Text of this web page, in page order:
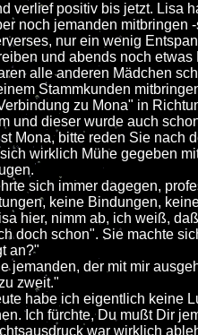
verlief positiv bis jetzt. Lisa
noch jemanden mitbringen
nur ein wenig
und abends noch
alle anderen Mädchen
Stammkunden
zu Mona" in
und dieser wurde auch
Mona, bitte reden Sie nach
wirklich Mühe gegeben
sich immer dagegen,
keine Bindungen,
hier, nimm ab, ich weiß,
doch schon". Sie machte
an?"
jemanden, der mit mir
zweit."
habe ich eigentlich keine
Ich fürchte, Du mußt Dir
war wirklich